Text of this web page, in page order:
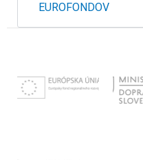
EUROFONDOV